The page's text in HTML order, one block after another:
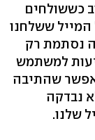
כששולחים
המייל ששלחנו
נסתמת רק
למשתמש
אפשר שהתיבה
נבדקה
שלנו.